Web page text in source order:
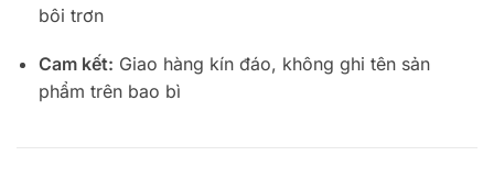
bôi trơn
Cam kết: Giao hàng kín đáo, không ghi tên sản
phẩm trên bao bì